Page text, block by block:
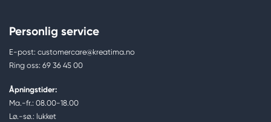
Personlig service
E-post: customercare@kreatima.no
Ring oss: 69 36 45 00
Åpningstider:
Ma.-fr.: 08.00-18.00
Lø.-sø.: lukket